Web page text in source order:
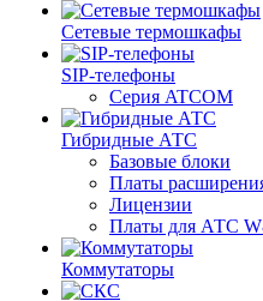
Сетевые термошкафы
SIP-телефоны
Серия ATCOM
Гибридные АТС
Базовые блоки
Платы
Лицензии
Платы для АТС
Коммутаторы